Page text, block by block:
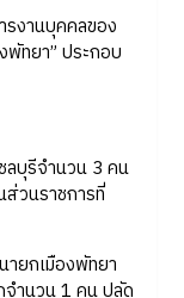
รงานบุคคลของ
พัทยา” ประกอบ
ลบุรีจำนวน 3 คน
ส่วนราชการที่
ยกเมืองพัทยา
ำนวน 1 คน ปลัด